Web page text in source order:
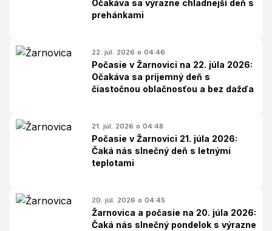
Očakáva sa výrazne chladnejší deň s
prehánkami
22. júl. 2026 o 04:46
Počasie v Žarnovici na 22. júla 2026:
Očakáva sa príjemný deň s
čiastočnou oblačnosťou a bez dažďa
21. júl. 2026 o 04:48
Počasie v Žarnovici 21. júla 2026:
Čaká nás slnečný deň s letnými
teplotami
20. júl. 2026 o 04:45
Žarnovica a počasie na 20. júla 2026:
Čaká nás slnečný pondelok s výrazne